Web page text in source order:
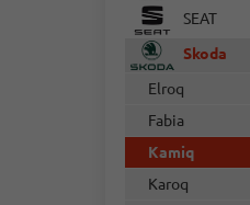
SEAT
Skoda
Elroq
Fabia
Kamiq
Karoq